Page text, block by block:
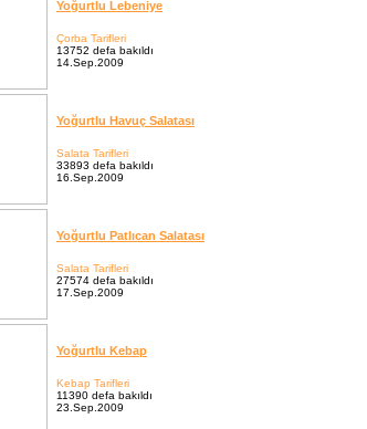
Yoğurtlu Lebeniye
Çorba Tarifleri
13752 defa bakıldı
14.Sep.2009
Yoğurtlu Havuç Salatası
Salata Tarifleri
33893 defa bakıldı
16.Sep.2009
Yoğurtlu Patlıcan Salatası
Salata Tarifleri
27574 defa bakıldı
17.Sep.2009
Yoğurtlu Kebap
Kebap Tarifleri
11390 defa bakıldı
23.Sep.2009